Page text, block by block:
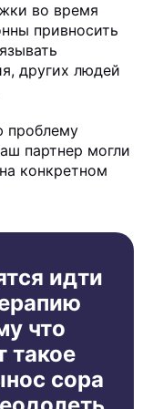
во время
привносить
других людей
проблему
партнер могли
конкретном
идти
что
такое
сора